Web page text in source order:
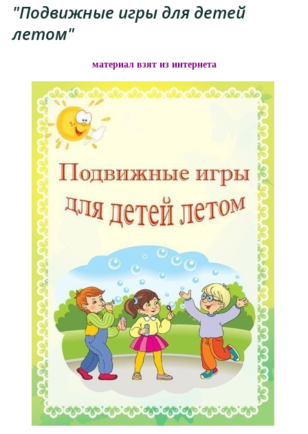
"Подвижные игры для детей
летом"
материал взят из интернета